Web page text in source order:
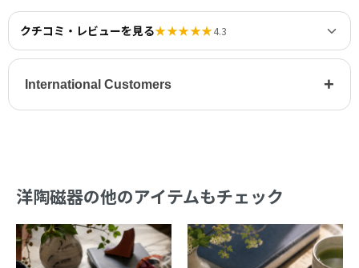
クチコミ・レビューを見る★★★★★4.3
International Customers +
洋陶磁器の他のアイテムもチェック